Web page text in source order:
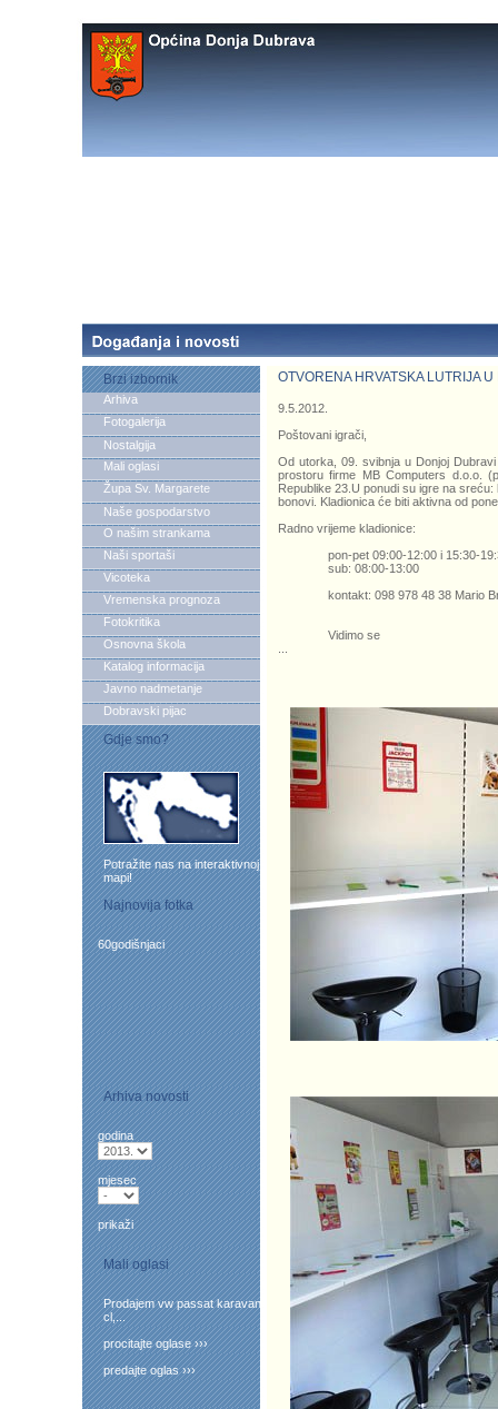
Brzi izbornik
Arhiva
Fotogalerija
Nostalgija
Mali oglasi
Župa Sv. Margarete
Naše gospodarstvo
O našim strankama
Naši sportaši
Vicoteka
Vremenska prognoza
Fotokritika
Osnovna škola
Katalog informacija
Javno nadmetanje
Dobravski pijac
Gdje smo?
Potražite nas na interaktivnoj
mapi!
Najnovija fotka
60godišnjaci
Arhiva novosti
godina
mjesec
prikaži
Mali oglasi
Prodajem vw passat karavan
cl,...
procitajte oglase ›››
predajte oglas ›››
OTVORENA HRVATSKA LUTRIJA U
9.5.2012.
Poštovani igrači,
Od utorka, 09. svibnja u Donjoj
prostoru firme MB Computers d.o.o.
Republike 23.U ponudi su igre na
bonovi. Kladionica će biti aktivna od
Radno vrijeme kladionice:
pon-pet 09:00-12:00 i 15:30-
sub: 08:00-13:00
kontakt: 098 978 48 38 Mario
Vidimo se